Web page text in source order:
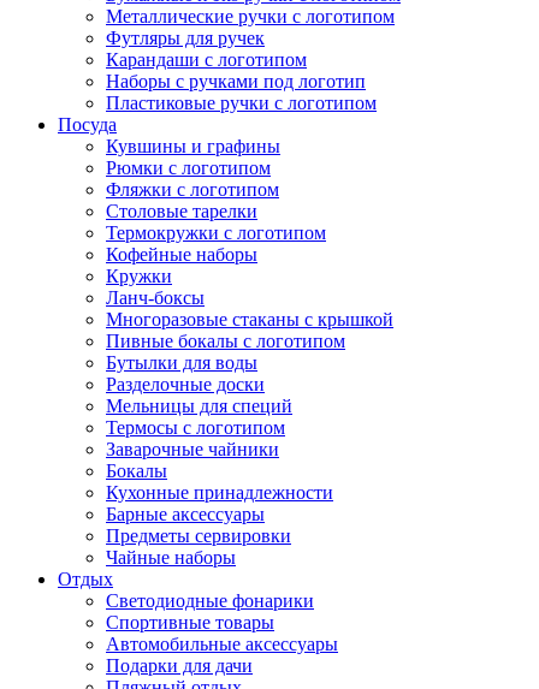
Металлические ручки с логотипом
Футляры для ручек
Карандаши с логотипом
Наборы с ручками под логотип
Пластиковые ручки с логотипом
Посуда
Кувшины и графины
Рюмки с логотипом
Фляжки с логотипом
Столовые тарелки
Термокружки с логотипом
Кофейные наборы
Кружки
Ланч-боксы
Многоразовые стаканы с крышкой
Пивные бокалы с логотипом
Бутылки для воды
Разделочные доски
Мельницы для специй
Термосы с логотипом
Заварочные чайники
Бокалы
Кухонные принадлежности
Барные аксессуары
Предметы сервировки
Чайные наборы
Отдых
Светодиодные фонарики
Спортивные товары
Автомобильные аксессуары
Подарки для дачи